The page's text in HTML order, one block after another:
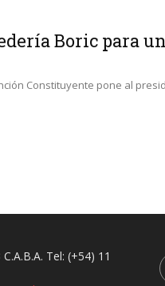
Boric para
Constituyente pone al
Tel: (+54) 11